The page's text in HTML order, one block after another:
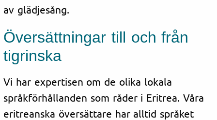
av glädjesång.
Översättningar till och från
tigrinska
Vi har expertisen om de olika lokala
språkförhållanden som råder i Eritrea. Våra
eritreanska översättare har alltid språket